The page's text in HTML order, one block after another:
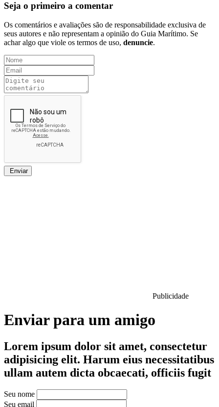
Seja o primeiro a comentar
Os comentários e avaliações são de responsabilidade exclusiva de
seus autores e não representam a opinião do Guia Marítimo. Se
achar algo que viole os termos de uso, denuncie.
Enviar
Publicidade
Enviar para um amigo
Lorem ipsum dolor sit amet, consectetur
adipisicing elit. Harum eius necessitatibus
ullam autem dicta obcaecati, officiis fugit
Seu nome
Seu email